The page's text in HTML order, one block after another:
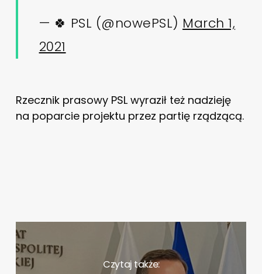
— 🍀 PSL (@nowePSL) March 1,
2021
Rzecznik prasowy PSL wyraził też nadzieję
na poparcie projektu przez partię rządzącą.
Czytaj także: